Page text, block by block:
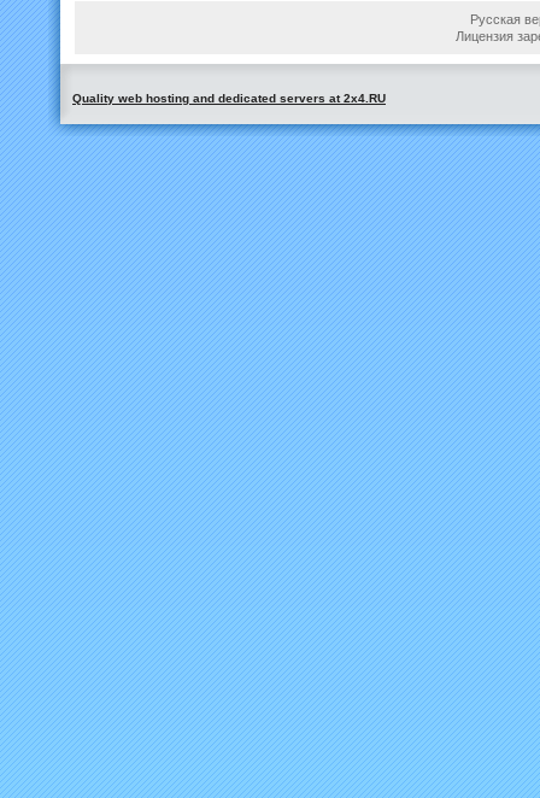
Русская
Лицензия
Quality web hosting and dedicated servers at 2x4.RU